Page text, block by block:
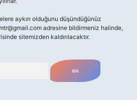
aykırı olduğunu düşündüğünüz
adresine bildirmeniz halinde,
sitemizden kaldırılacaktır.